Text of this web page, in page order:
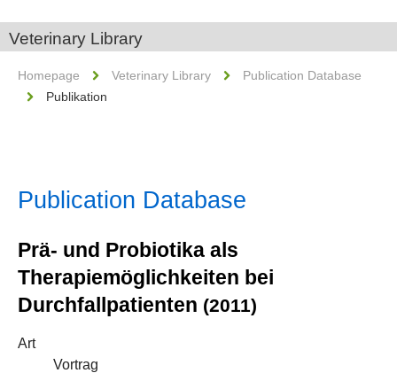
Veterinary Library
Homepage Veterinary Library
Publication Database
Publikation
Publication Database
Prä- und Probiotika als
Therapiemöglichkeiten bei
Durchfallpatienten (2011)
Art
Vortrag